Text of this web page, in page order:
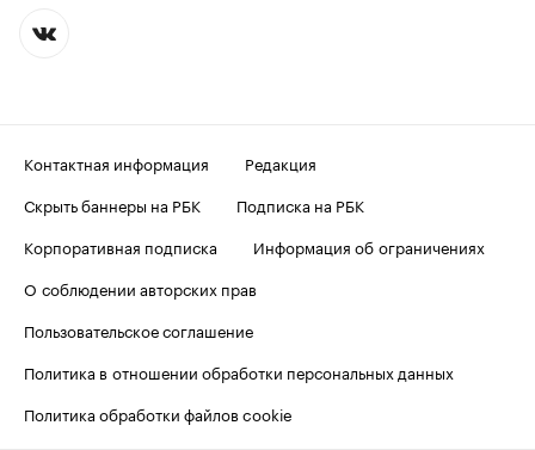
Контактная информация
Редакция
Скрыть баннеры на РБК
Подписка на РБК
Корпоративная подписка
Информация об ограничениях
О соблюдении авторских прав
Пользовательское соглашение
Политика в отношении обработки персональных данных
Политика обработки файлов cookie